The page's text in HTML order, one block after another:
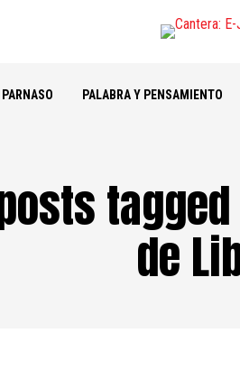
PARNASO PALABRA Y PENSAMIENTO
de